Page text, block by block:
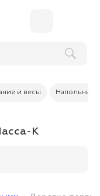
и весы Напольные
К